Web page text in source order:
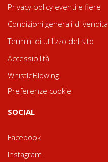
Privacy policy eventi e fiere
Condizioni generali di vendita
Termini di utilizzo del sito
Accessibilità
WhistleBlowing
Preferenze cookie
SOCIAL
Facebook
Instagram